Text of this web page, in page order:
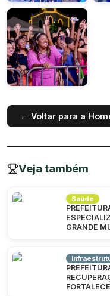
← Voltar para a
Veja também
Saúde
GRANDE